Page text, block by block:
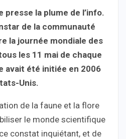
presse la plume de l’info.
de la communauté
la journée mondiale des
les 11 mai de chaque
avait été initiée en 2006
Unis.
de la faune et la flore
le monde scientifique
constat inquiétant, et de